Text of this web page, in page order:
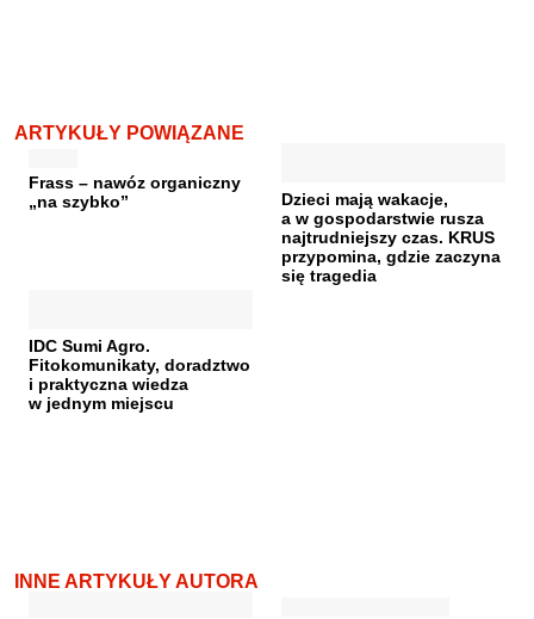
ARTYKUŁY POWIĄZANE
Frass – nawóz organiczny
„na szybko”
Dzieci mają wakacje,
a w gospodarstwie rusza
najtrudniejszy czas. KRUS
przypomina, gdzie zaczyna
się tragedia
IDC Sumi Agro.
Fitokomunikaty, doradztwo
i praktyczna wiedza
w jednym miejscu
INNE ARTYKUŁY AUTORA